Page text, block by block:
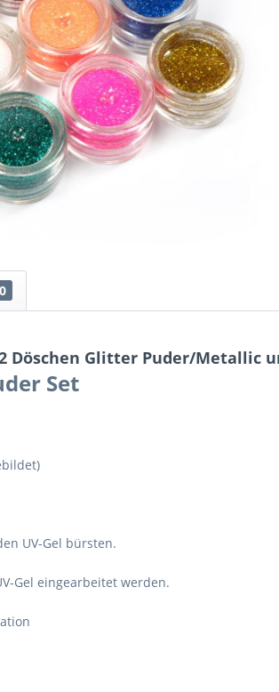
0
Glitter Puder/Metallic
Set
UV-Gel bürsten.
Gel eingearbeitet werden.